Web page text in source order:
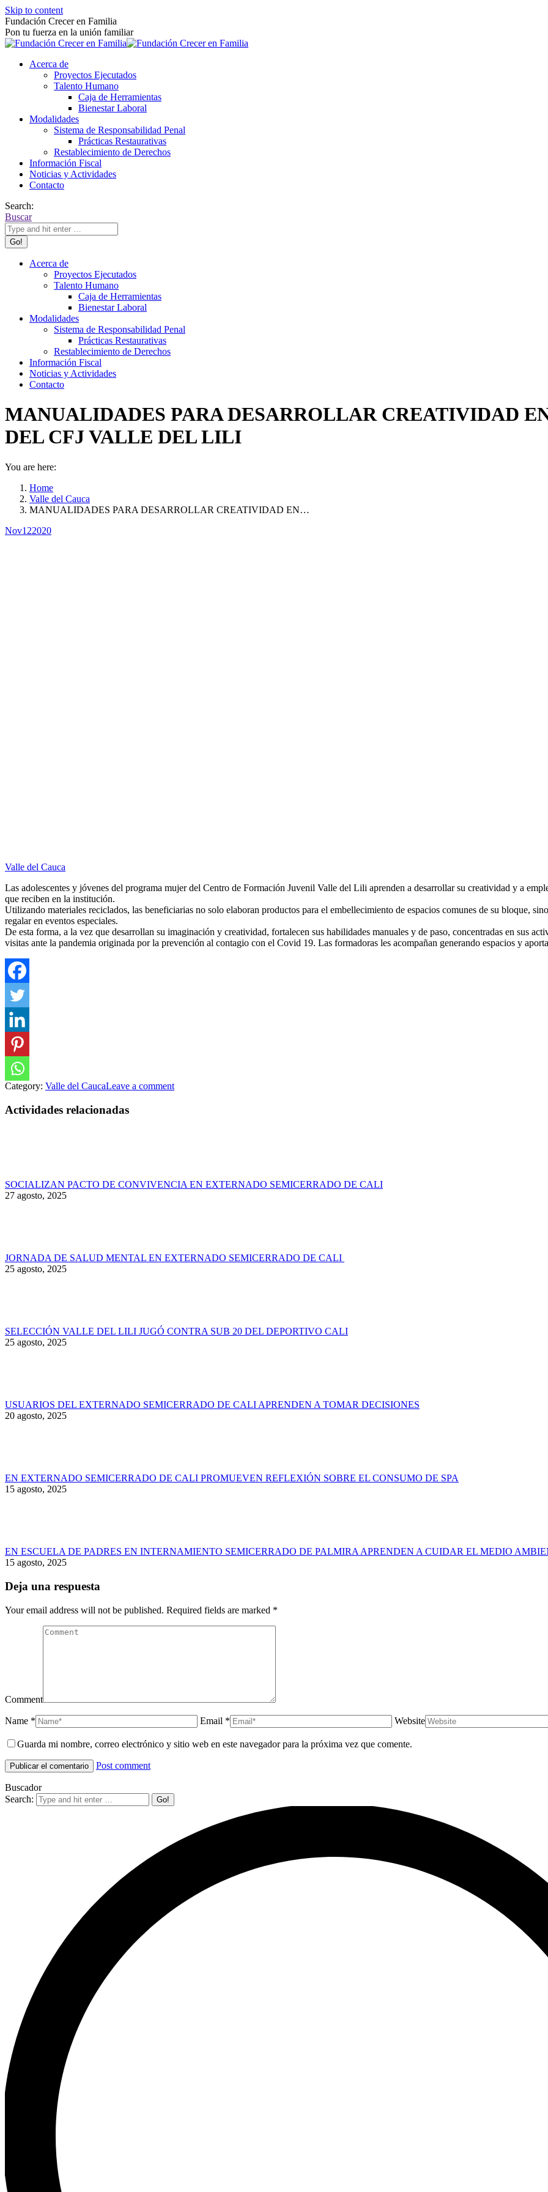
Skip to content
Fundación Crecer en Familia
Pon tu fuerza en la unión familiar
Acerca de
Proyectos Ejecutados
Talento Humano
Caja de Herramientas
Bienestar Laboral
Modalidades
Sistema de Responsabilidad Penal
Prácticas Restaurativas
Restablecimiento de Derechos
Información Fiscal
Noticias y Actividades
Contacto
Search:
Buscar
Acerca de
Proyectos Ejecutados
Talento Humano
Caja de Herramientas
Bienestar Laboral
Modalidades
Sistema de Responsabilidad Penal
Prácticas Restaurativas
Restablecimiento de Derechos
Información Fiscal
Noticias y Actividades
Contacto
MANUALIDADES PARA DESARROLLAR CREATIVIDAD
DEL CFJ VALLE DEL LILI
You are here:
Home
Valle del Cauca
MANUALIDADES PARA DESARROLLAR CREATIVIDAD EN…
Nov122020
Valle del Cauca
Las adolescentes y jóvenes del programa mujer del Centro de Formación Juvenil Valle del Lili aprenden a desarrollar su creatividad y a
que reciben en la institución.
Utilizando materiales reciclados, las beneficiarias no solo elaboran productos para el embellecimiento de espacios comunes de su bloque,
regalar en eventos especiales.
De esta forma, a la vez que desarrollan su imaginación y creatividad, fortalecen sus habilidades manuales y de paso, concentradas en sus
visitas ante la pandemia originada por la prevención al contagio con el Covid 19. Las formadoras les acompañan generando espacios y
Category: Valle del CaucaLeave a comment
Actividades relacionadas
SOCIALIZAN PACTO DE CONVIVENCIA EN EXTERNADO SEMICERRADO DE CALI
27 agosto, 2025
JORNADA DE SALUD MENTAL EN EXTERNADO SEMICERRADO DE CALI
25 agosto, 2025
SELECCIÓN VALLE DEL LILI JUGÓ CONTRA SUB 20 DEL DEPORTIVO CALI
25 agosto, 2025
USUARIOS DEL EXTERNADO SEMICERRADO DE CALI APRENDEN A TOMAR DECISIONES
20 agosto, 2025
EN EXTERNADO SEMICERRADO DE CALI PROMUEVEN REFLEXIÓN SOBRE EL CONSUMO DE SPA
15 agosto, 2025
EN ESCUELA DE PADRES EN INTERNAMIENTO SEMICERRADO DE PALMIRA APRENDEN A CUIDAR EL MEDIO
15 agosto, 2025
Deja una respuesta
Your email address will not be published. Required fields are marked *
Comment
Name * Email * Website
Guarda mi nombre, correo electrónico y sitio web en este navegador para la próxima vez que comente.
Post comment
Buscador
Search: